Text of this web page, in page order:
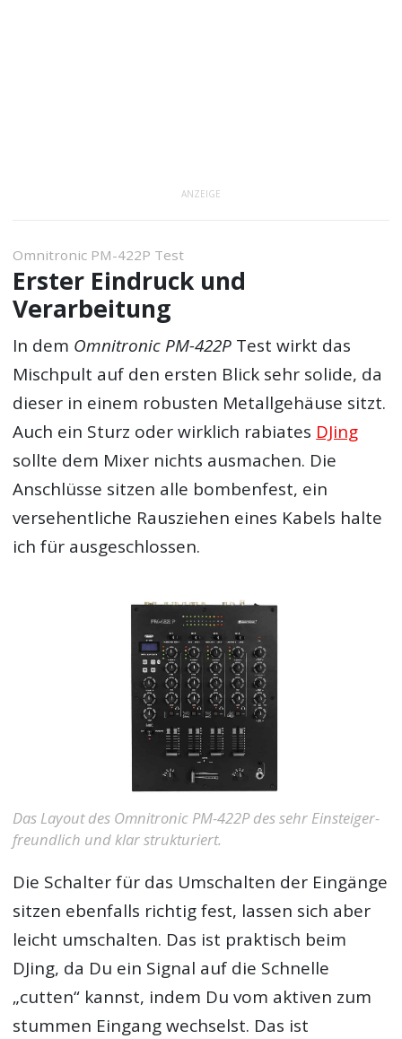
ANZEIGE
Omnitronic PM-422P Test
Erster Eindruck und
Verarbeitung
In dem Omnitronic PM-422P Test wirkt das
Mischpult auf den ersten Blick sehr solide, da
dieser in einem robusten Metallgehäuse sitzt.
Auch ein Sturz oder wirklich rabiates DJing
sollte dem Mixer nichts ausmachen. Die
Anschlüsse sitzen alle bombenfest, ein
versehentliche Rausziehen eines Kabels halte
ich für ausgeschlossen.
Das Layout des Omnitronic PM-422P des sehr Einsteiger-
freundlich und klar strukturiert.
Die Schalter für das Umschalten der Eingänge
sitzen ebenfalls richtig fest, lassen sich aber
leicht umschalten. Das ist praktisch beim
DJing, da Du ein Signal auf die Schnelle
„cutten“ kannst, indem Du vom aktiven zum
stummen Eingang wechselst. Das ist